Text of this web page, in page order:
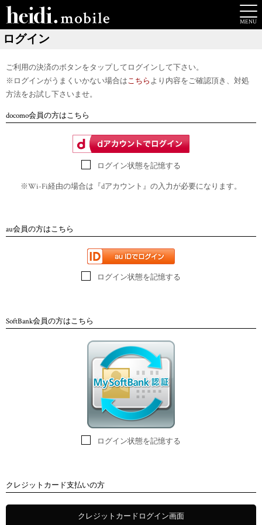
ログイン
ご利用の決済のボタンをタップしてログインして下さい。
※ログインがうまくいかない場合はこちらより内容をご確認頂き、対処
方法をお試し下さいませ。
docomo会員の方はこちら
ログイン状態を記憶する
※Wi-Fi経由の場合は『dアカウント』の入力が必要になります。
au会員の方はこちら
ログイン状態を記憶する
SoftBank会員の方はこちら
ログイン状態を記憶する
クレジットカード支払いの方
クレジットカードログイン画面